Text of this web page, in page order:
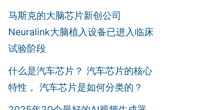
马斯克的大脑芯片新创公司
Neuralink大脑植入设备已进入临床
试验阶段
什么是汽车芯片？ 汽车芯片的核心
特性， 汽车芯片是如何分类的？